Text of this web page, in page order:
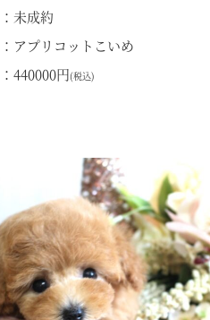
未成約
アプリコットこいめ
440000円(税込)